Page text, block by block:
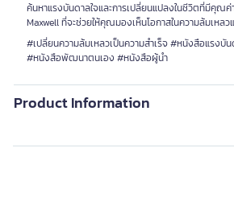
ค้นหาแรงบันดาลใจและการเปลี่ยนแปลงในชีวิตที่มีคุณ
Maxwell ที่จะช่วยให้คุณมองเห็นโอกาสในความล้มเหลว
#เปลี่ยนความล้มเหลวเป็นความสำเร็จ #หนังสือแรงบั
#หนังสือพัฒนาตนเอง #หนังสือผู้นำ
Product Information